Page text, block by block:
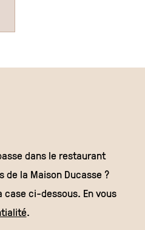
dans le restaurant
la Maison Ducasse ?
ci-dessous. En vous
.